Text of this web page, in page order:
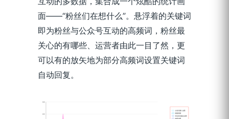
面——“粉丝们在想什么”。悬浮着的关键词
即为粉丝与公众号互动的高频词，粉丝最
关心的有哪些、运营者由此一目了然，更
可以有的放矢地为部分高频词设置关键词
自动回复。